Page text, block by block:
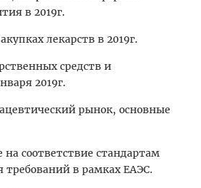
в 2019г.
лекарств в 2019г.
средств и
2019г.
рынок, основные
соответствие стандартам
требований в рамках ЕАЭС.